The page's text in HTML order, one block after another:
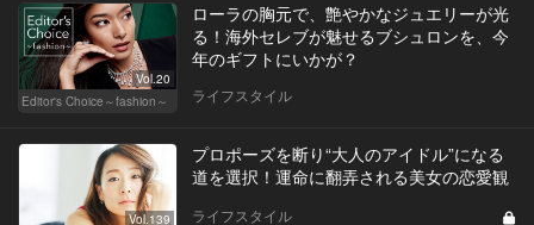
Vol.20
Editor's Choice～fashion～
ローラの胸元で、艶やかなジュエリーが光
る！海外セレブが魅せるブシュロンを、今
年のギフトにいかが？
ライフスタイル
Vol.139
プロポーズを断り“大人のアイドル”になる
道を選択！運命に翻弄される美女の恋愛観
ライフスタイル